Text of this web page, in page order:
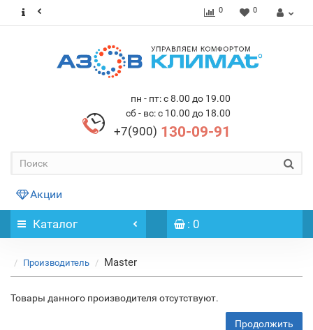
0 0
пн - пт: с 8.00 до 19.00
сб - вс: с 10.00 до 18.00
+7(900) 130-09-91
Акции
Каталог : 0
Производитель Master
Товары данного производителя отсутствуют.
Продолжить